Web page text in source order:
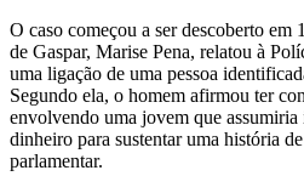
O caso começou a ser descoberto em
de Gaspar, Marise Pena, relatou à
uma ligação de uma pessoa
Segundo ela, o homem afirmou ter
envolvendo uma jovem que assumiria
dinheiro para sustentar uma história
parlamentar.